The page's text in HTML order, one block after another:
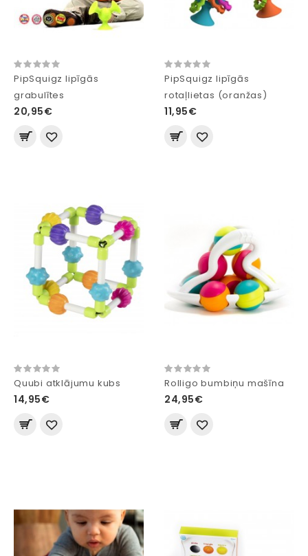
PipSquigz lipīgās
grabulītes
20,95€
PipSquigz lipīgās
rotaļlietas (oranžas)
11,95€
Quubi atklājumu kubs
14,95€
Rolligo bumbiņu mašīna
24,95€